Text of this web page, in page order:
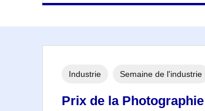
Prix de la Photographie
Industrie Semaine de l'industrie